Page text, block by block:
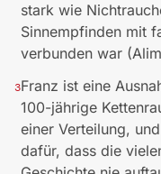
stark wie
Sinnempfinden mit
verbunden war
3Franz ist eine
100-jährige
einer Verteilung,
dafür, dass die